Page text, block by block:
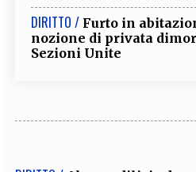
DIRITTO / Furto in
nozione di privata
Sezioni Unite